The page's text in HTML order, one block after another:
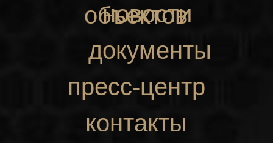
новости
объектов
пресс-центр
документы
контакты